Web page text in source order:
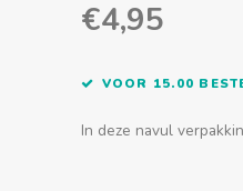
€4,95
VOOR 15.00
In deze navul